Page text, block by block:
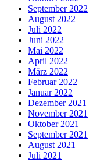
September 2022
August 2022
Juli 2022
Juni 2022
Mai 2022
April 2022
März 2022
Februar 2022
Januar 2022
Dezember 2021
November 2021
Oktober 2021
September 2021
August 2021
Juli 2021